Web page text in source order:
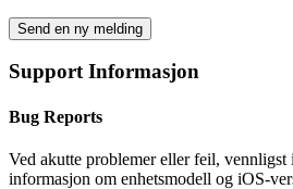
Send en ny melding
Support Informasjon
Bug Reports
Ved akutte problemer eller feil, vennligst
informasjon om enhetsmodell og iOS-